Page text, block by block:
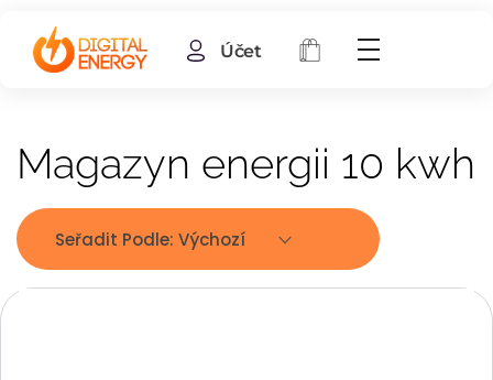
Účet
Magazyn energii 10 kwh
Seřadit Podle: Výchozí